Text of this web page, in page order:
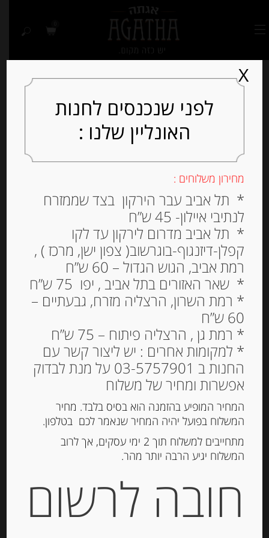
בצלצלים קלויים בגריל
בשמן חמניות 280 גרם
CIPOLLE BORETTANE
GRIGLIATE BERNI
₪27.00
מחיר ל 100 גרם: 9.65 ש"ח
לפני שנכנסים לחנות
האונליין שלנו :
מחירון משלוחים :
* תל אביב עבר הירקון בצד שממזרח
לנתיבי איילון- 45 ש”ח
* תל אביב מדרום לירקון עד לקו
קפלן-דיזנגוף-בוגרשוב( צפון ישן, מרכז ) ,
רמת אביב, הגוש הגדול – 60 ש”ח
* שאר האזורים בתל אביב , יפו 75 ש”ח
* רמת השרון, הרצליה מזרח, גבעתיים –
60 ש”ח
* רמת גן , הרצליה פיתוח – 75 ש”ח
* למקומות אחרים : יש ליצור קשר עם
החנות ב 03-5757901 על מנת לבדוק
אפשרות ומחיר של משלוח
המחיר המופיע בהזמנה הוא בסיס בלבד. מחיר
המשלוח בפועל יהיה המחיר שנאמר לכם בטלפון.
מתחייבים למשלוח תוך 2 ימי עסקים, אך לרוב
המשלוח יגיע הרבה יותר מהר.
חובה לרשום
X